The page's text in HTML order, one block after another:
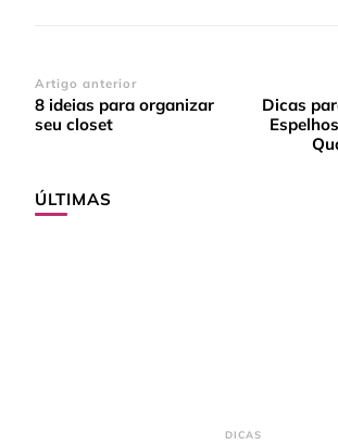
Navegação
de
Artigo anterior
8 ideias para organizar
seu closet
Dicas
ÚLTIMAS
DICAS